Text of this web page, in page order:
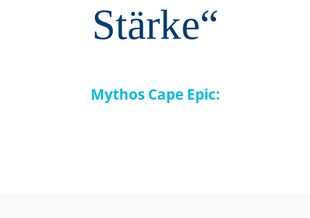
Stärke“
Mythos Cape Epic: